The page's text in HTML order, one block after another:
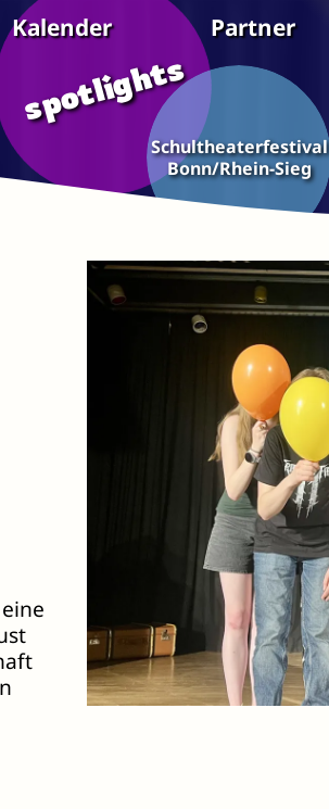
spotlights
Schultheaterfestival
Bonn/Rhein-Sieg
Kalender Partner